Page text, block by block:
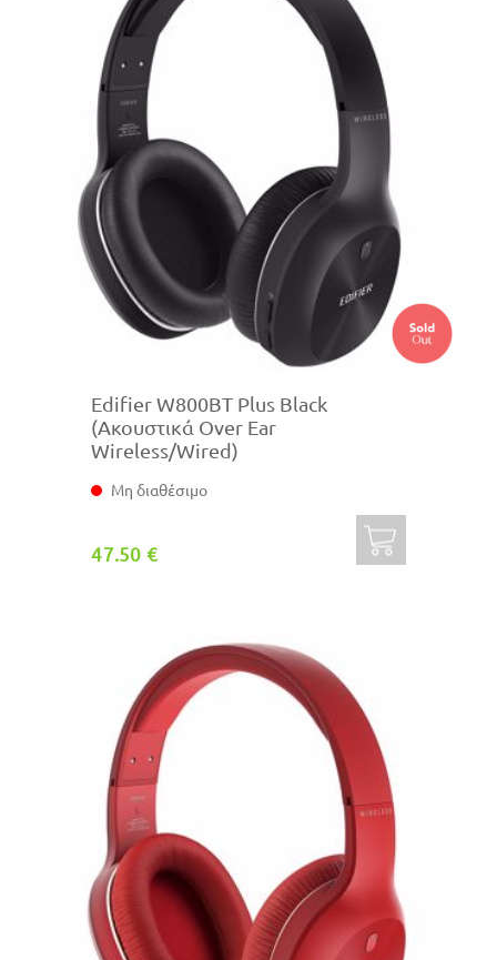
Edifier W800BT Plus Black
(Ακουστικά Over Ear
Wireless/Wired)
Μη διαθέσιμο
47.50 €